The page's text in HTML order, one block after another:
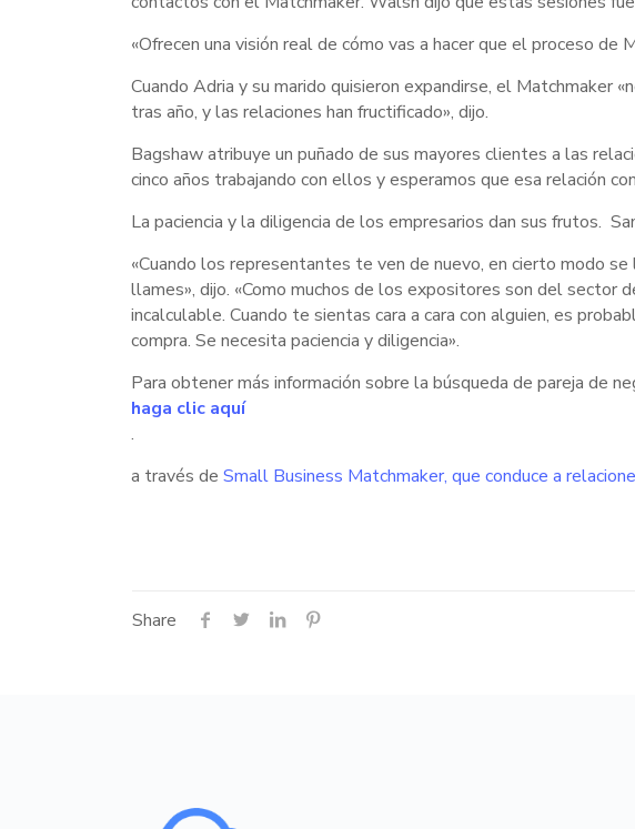
«Ofrecen una visión real de cómo vas a hacer que el proceso
Cuando Adria y su marido quisieron expandirse, el Matchmaker
tras año, y las relaciones han fructificado», dijo.
Bagshaw atribuye un puñado de sus mayores clientes a las
cinco años trabajando con ellos y esperamos que esa relación
La paciencia y la diligencia de los empresarios dan sus frutos.
«Cuando los representantes te ven de nuevo, en cierto modo
llames», dijo. «Como muchos de los expositores son del
incalculable. Cuando te sientas cara a cara con alguien, es
compra. Se necesita paciencia y diligencia».
Para obtener más información sobre la búsqueda de pareja de
haga clic aquí
.
a través deSmall Business Matchmaker, que conduce a
Share